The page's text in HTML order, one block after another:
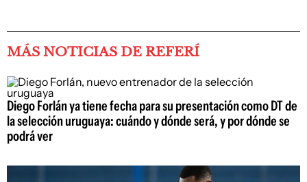
MÁS NOTICIAS DE REFERÍ
Diego Forlán ya tiene fecha para su presentación como DT de
la selección uruguaya: cuándo y dónde será, y por dónde se
podrá ver